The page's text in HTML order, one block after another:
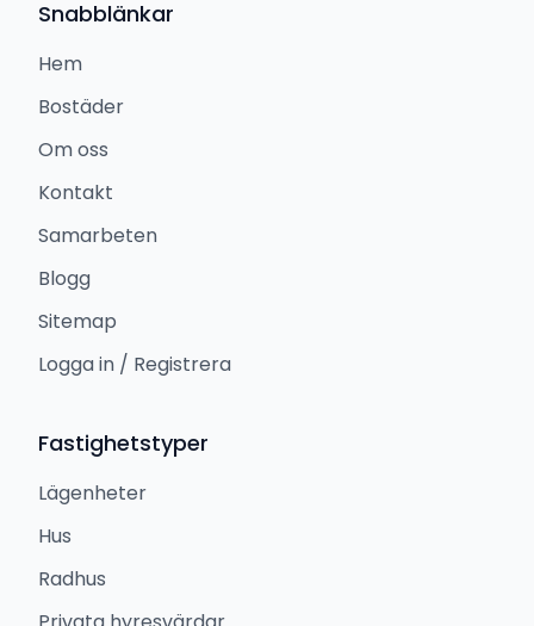
Snabblänkar
Hem
Bostäder
Om oss
Kontakt
Samarbeten
Blogg
Sitemap
Logga in / Registrera
Fastighetstyper
Lägenheter
Hus
Radhus